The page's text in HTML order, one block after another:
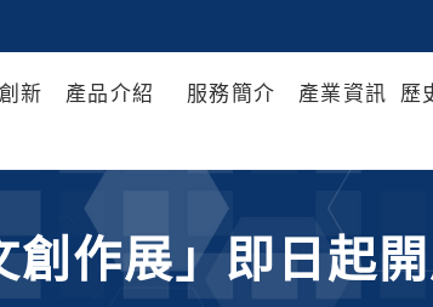
新 產品介紹 服務簡介 產業資訊 歷
創作展」即日起